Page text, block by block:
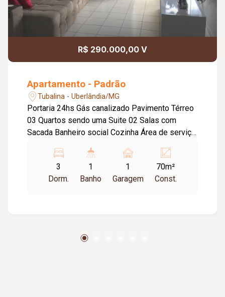
R$ 290.000,00 V
Apartamento - Padrão
Tubalina - Uberlândia/MG
Portaria 24hs Gás canalizado Pavimento Térreo
03 Quartos sendo uma Suite 02 Salas com
Sacada Banheiro social Cozinha Área de serviço
3
Dorm.
1
Banho
1
Garagem
70m²
Const.